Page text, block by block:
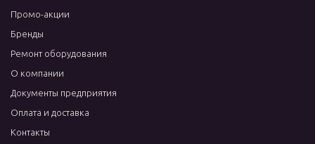
Промо-акции
Бренды
Ремонт оборудования
О компании
Документы предприятия
Оплата и доставка
Контакты